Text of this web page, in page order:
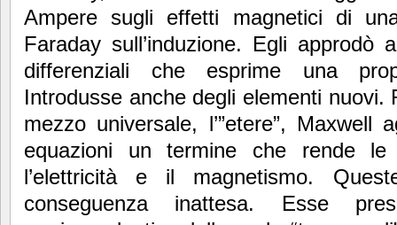
Ampere sugli effetti magnetici di
Faraday sull’induzione. Egli approdò
differenziali che esprime una
Introdusse anche degli elementi nuovi.
mezzo universale, l’”etere”, Maxwell
equazioni un termine che rende le
l’elettricità e il magnetismo.
conseguenza inattesa. Esse